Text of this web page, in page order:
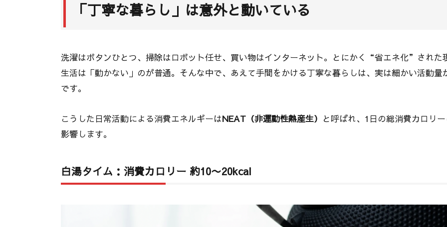
「丁寧な暮らし」は意外と動いている
洗濯はボタンひとつ、掃除はロボット任せ、買い物はインターネット。とにかく“省エネ化”された
生活は「動かない」のが普通。そんな中で、あえて手間をかける丁寧な暮らしは、実は細かい活動量
です。
こうした日常活動による消費エネルギーはNEAT（非運動性熱産生） と呼ばれ、1日の総消費カロリ
影響します。
白湯タイム：消費カロリー 約10〜20kcal